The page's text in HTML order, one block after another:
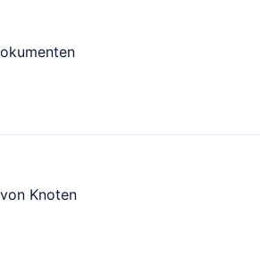
Knoten